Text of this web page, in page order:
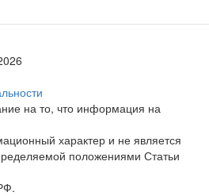
на то, что информация на
характер и не является
положениями Статьи